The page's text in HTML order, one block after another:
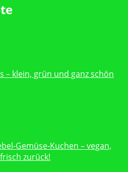
– klein, grün und ganz schön
Gemüse-Kuchen – vegan,
zurück!